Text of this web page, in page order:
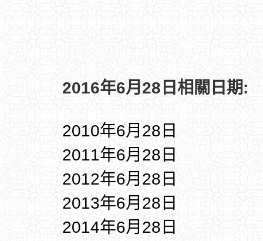
2016年6月28日相關日期:
2010年6月28日
2011年6月28日
2012年6月28日
2013年6月28日
2014年6月28日